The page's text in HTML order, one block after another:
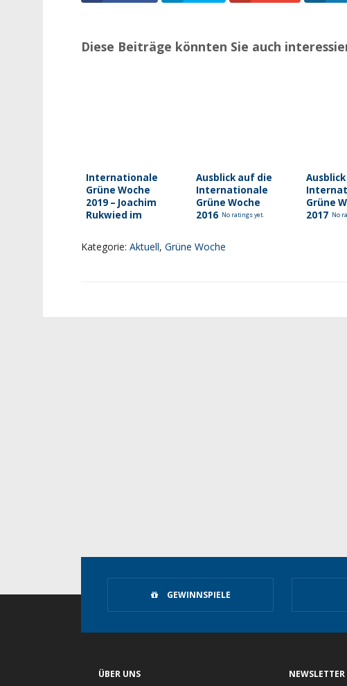
Diese Beiträge könnten Sie auch
Internationale
Grüne Woche
2019 – Joachim
Rukwied im
Ausblick auf die
Internationale
Grüne Woche
2016 No ratings yet.
Grüne
2017 No
Kategorie: Aktuell, Grüne Woche
GEWINNSPIELE
ÜBER UNS NEWSLETTER